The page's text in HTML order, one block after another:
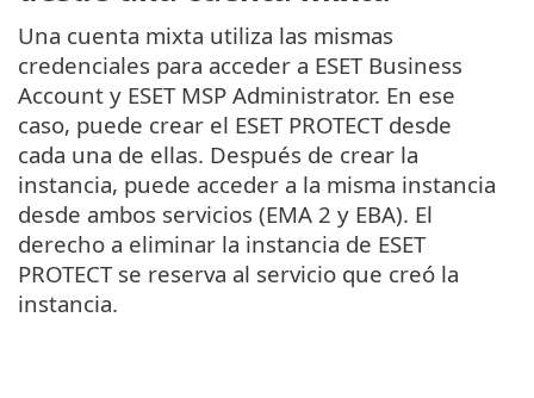
Una cuenta mixta utiliza las mismas
credenciales para acceder a ESET Business
Account y ESET MSP Administrator. En ese
caso, puede crear el ESET PROTECT desde
cada una de ellas. Después de crear la
instancia, puede acceder a la misma instancia
desde ambos servicios (EMA 2 y EBA). El
derecho a eliminar la instancia de ESET
PROTECT se reserva al servicio que creó la
instancia.